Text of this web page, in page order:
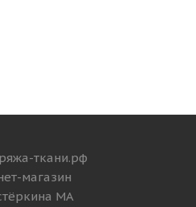
ткани.рф
магазин
МА